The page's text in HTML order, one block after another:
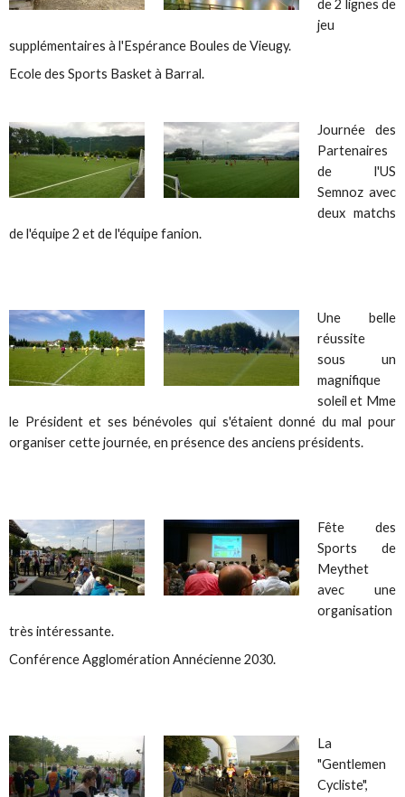
de 2 lignes de
jeu
supplémentaires à l'Espérance Boules de Vieugy.
Ecole des Sports Basket à Barral.
Journée des
Partenaires
de l'US
Semnoz avec
deux matchs
de l'équipe 2 et de l'équipe fanion.
Une belle
réussite
sous un
magnifique
soleil et Mme
le Président et ses bénévoles qui s'étaient donné du mal pour
organiser cette journée, en présence des anciens présidents.
Fête des
Sports de
Meythet
avec une
organisation
très intéressante.
Conférence Agglomération Annécienne 2030.
La
"Gentlemen
Cycliste",